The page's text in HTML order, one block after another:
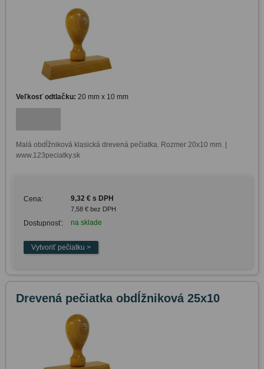
Veľkosť odtlačku: 20 mm x 10 mm
Malá obdĺžniková klasická drevená pečiatka. Rozmer 20x10 mm. |
www.123peciatky.sk
Cena: 9,32 € s DPH
7,58 € bez DPH
Dostupnosť: na sklade
Drevená pečiatka obdĺžniková 25x10